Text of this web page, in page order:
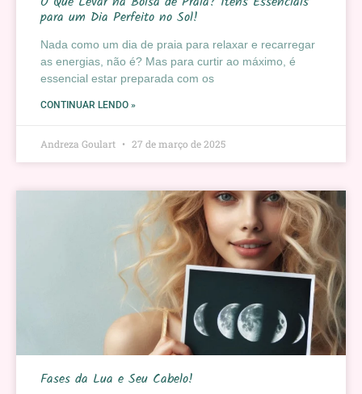
para um Dia Perfeito no Sol!
Nada como um dia de praia para relaxar e recarregar
as energias, não é? Mas para curtir ao máximo, é
essencial estar preparada com os
CONTINUAR LENDO »
Andreza Goulart 27 de março de 2025
Fases da Lua e Seu Cabelo!